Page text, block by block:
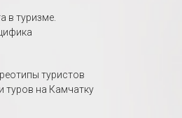
в туризме.
туристов
туров на Камчатку